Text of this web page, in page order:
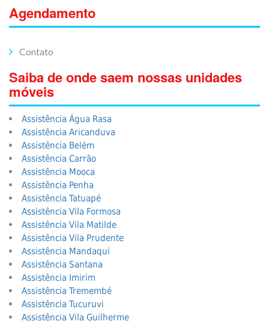
Agendamento
Contato
Saiba de onde saem nossas unidades
móveis
Assistência Água Rasa
Assistência Aricanduva
Assistência Belém
Assistência Carrão
Assistência Mooca
Assistência Penha
Assistência Tatuapé
Assistência Vila Formosa
Assistência Vila Matilde
Assistência Vila Prudente
Assistência Mandaqui
Assistência Santana
Assistência Imirim
Assistência Tremembé
Assistência Tucuruvi
Assistência Vila Guilherme